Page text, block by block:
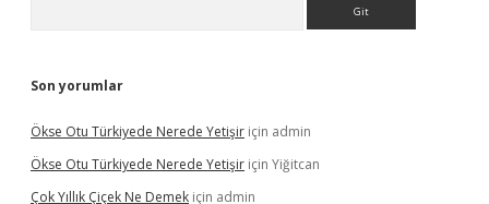
Son yorumlar
Ökse Otu Türkiyede Nerede Yetişir için admin
Ökse Otu Türkiyede Nerede Yetişir için Yiğitcan
Çok Yıllık Çiçek Ne Demek için admin